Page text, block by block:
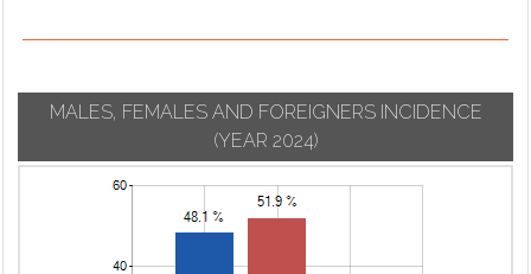
Giacomo
MALES, FEMALES AND FOREIGNERS INCIDENCE
(YEAR 2024)